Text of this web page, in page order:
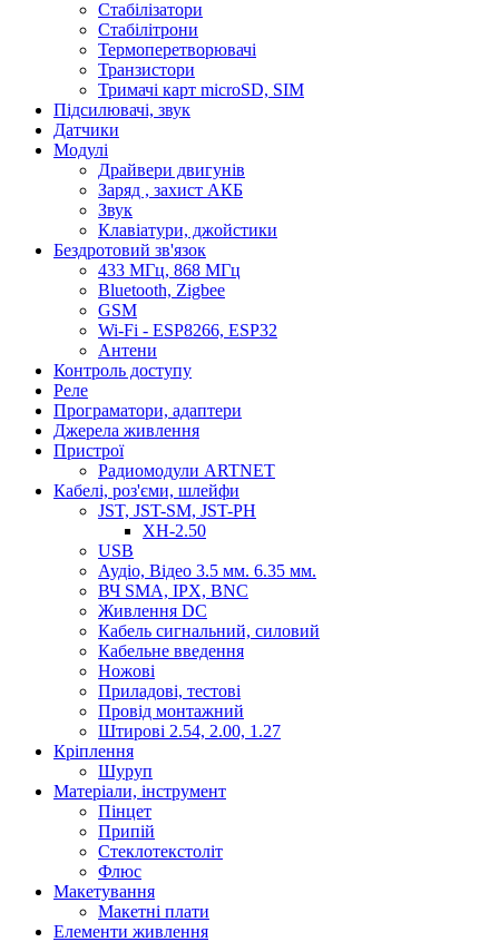
Стабілізатори
Стабілітрони
Термоперетворювачі
Транзистори
Тримачі карт microSD, SIM
Підсилювачі, звук
Датчики
Модулі
Драйвери двигунів
Заряд , захист АКБ
Звук
Клавіатури, джойстики
Бездротовий зв'язок
433 МГц, 868 МГц
Bluetooth, Zigbee
GSM
Wi-Fi - ESP8266, ESP32
Антени
Контроль доступу
Реле
Програматори, адаптери
Джерела живлення
Пристрої
Радиомодули ARTNET
Кабелі, роз'єми, шлейфи
JST, JST-SM, JST-PH
XH-2.50
USB
Аудіо, Відео 3.5 мм. 6.35 мм.
ВЧ SMA, IPX, BNC
Живлення DC
Кабель сигнальний, силовий
Кабельне введення
Ножові
Приладові, тестові
Провід монтажний
Штирові 2.54, 2.00, 1.27
Кріплення
Шуруп
Матеріали, інструмент
Пінцет
Припій
Стеклотекстоліт
Флюс
Макетування
Макетні плати
Елементи живлення